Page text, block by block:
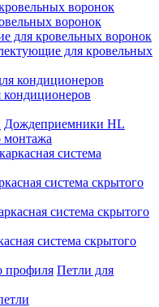
воронок
для кровельных воронок
для кровельных
Дождеприемники HL
монтажа
система скрытого
система скрытого
Петли для